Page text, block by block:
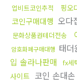
업비트코인추적 핑오
코인구매대행 오다
문화상품권테더전송
암호화폐구매대행 태더
입 솔라나판매
fx세
사이트 코인 손대손